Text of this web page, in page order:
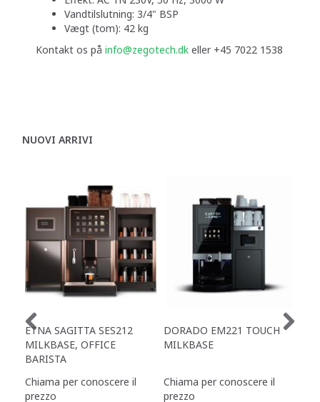
Vandtilslutning: 3/4" BSP
Vægt (tom): 42 kg
Kontakt os på info@zegotech.dk eller +45 7022 1538
NUOVI ARRIVI
ETNA SAGITTA SES212
MILKBASE, OFFICE
BARISTA
Chiama per conoscere il
prezzo
DORADO EM221 TOUCH
MILKBASE
Chiama per conoscere il
prezzo